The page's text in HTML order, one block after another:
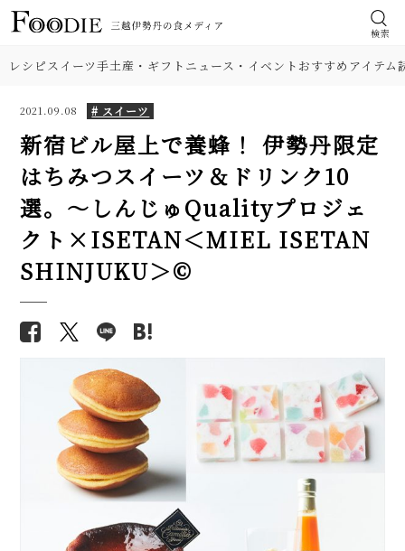
検索
レシピスイーツ手土産・ギフト ニュース・イベントおすすめアイテム
2021.09.08 # スイーツ
新宿ビル屋上で養蜂！ 伊勢丹限定
はちみつスイーツ＆ドリンク10
選。～しんじゅQualityプロジェ
クト×ISETAN＜MIEL ISETAN
SHINJUKU＞©